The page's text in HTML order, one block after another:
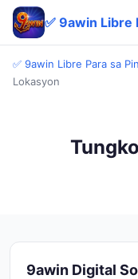
✅ 9awin Libre Para sa
Lokasyon
9awin Digital